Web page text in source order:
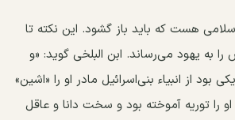
هست که باید باز گشود. این نکته تا
به یهود می‌رساند. ابن البلخی گوید: «و
از انبیاء بنی‌اسرائیل مادر او را «اشین»
را توریه آموخته بود و سخت دانا و عاقل